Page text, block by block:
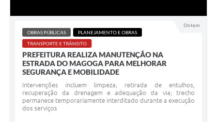
Ontem
OBRAS PÚBLICAS
PLANEJAMENTO E OBRAS
TRANSPORTE E TRÂNSITO
PREFEITURA REALIZA MANUTENÇÃO NA
ESTRADA DO MAGOGA PARA MELHORAR
SEGURANÇA E MOBILIDADE
Intervenções incluem limpeza, retirada de entulhos,
recuperação da drenagem e adequação da via; trecho
permanece temporariamente interditado durante a execução
dos serviços